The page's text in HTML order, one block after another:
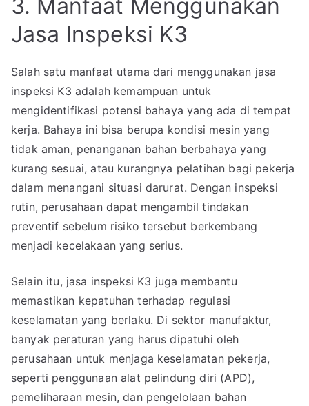
3. Manfaat Menggunakan
Jasa Inspeksi K3
Salah satu manfaat utama dari menggunakan jasa
inspeksi K3 adalah kemampuan untuk
mengidentifikasi potensi bahaya yang ada di tempat
kerja. Bahaya ini bisa berupa kondisi mesin yang
tidak aman, penanganan bahan berbahaya yang
kurang sesuai, atau kurangnya pelatihan bagi pekerja
dalam menangani situasi darurat. Dengan inspeksi
rutin, perusahaan dapat mengambil tindakan
preventif sebelum risiko tersebut berkembang
menjadi kecelakaan yang serius.
Selain itu, jasa inspeksi K3 juga membantu
memastikan kepatuhan terhadap regulasi
keselamatan yang berlaku. Di sektor manufaktur,
banyak peraturan yang harus dipatuhi oleh
perusahaan untuk menjaga keselamatan pekerja,
seperti penggunaan alat pelindung diri (APD),
pemeliharaan mesin, dan pengelolaan bahan